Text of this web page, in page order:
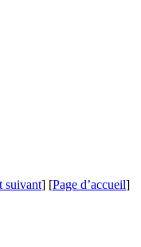
suivant] [Page d’accueil]